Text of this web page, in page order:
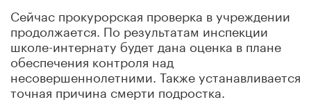
Сейчас прокурорская проверка в учреждении
продолжается. По результатам инспекции
школе-интернату будет дана оценка в плане
обеспечения контроля над
несовершеннолетними. Также устанавливается
точная причина смерти подростка.